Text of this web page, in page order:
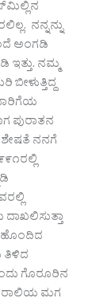
ನನ್ನನ್ನು
ಅಂಗಡಿ
ಇತ್ತು. ನಮ್ಮ
ವಾರಿಗೆಯ
ಪುರಾತನ
ನನಗೆ
ಹೊಂದಿದ
ತಿಳಿದ
ಗೊರೂರಿನ
ಮಗ